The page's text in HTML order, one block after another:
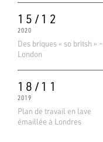
15/12
2020
Des briques « so britsh » –
London
18/11
2019
Plan de travail en lave
émaillée à Londres